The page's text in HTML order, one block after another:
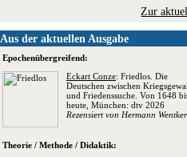
Zur
Aus der aktuellen Ausgabe
Epochenübergreifend:
Eckart Conze: Friedlos. Die
Deutschen zwischen
und Friedenssuche. Von 1648
heute, München: dtv 2026
Rezensiert von Hermann Wentker
Theorie / Methode / Didaktik: